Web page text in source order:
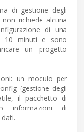
di gestione degli
richiede alcuna
di una
10 minuti e sono
un progetto
un modulo per
(gestione degli
il pacchetto di
informazioni di